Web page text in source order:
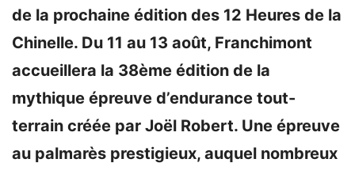
de la prochaine édition des 12 Heures de la
Chinelle. Du 11 au 13 août, Franchimont
accueillera la 38ème édition de la
mythique épreuve d’endurance tout-
terrain créée par Joël Robert. Une épreuve
au palmarès prestigieux, auquel nombreux